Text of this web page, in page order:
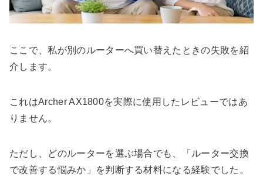
ここで、私が別のルーターへ買い替えたときの失敗を紹
介します。
これはArcher AX1800を実際に使用したレビューではあ
りません。
ただし、どのルーターを選ぶ場合でも、「ルーター交換
で改善する悩みか」を判断する材料になる経験でした。